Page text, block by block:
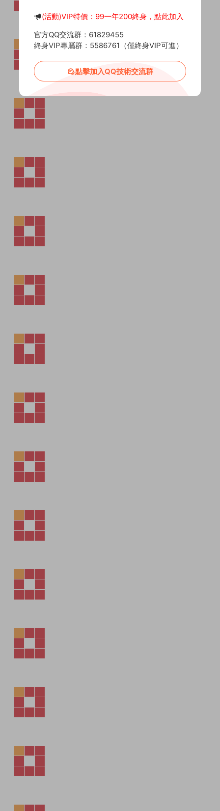
(活動)VIP特價：99一年200終身，點此加入
官方QQ交流群：61829455
終身VIP專屬群：5586761（僅終身VIP可進）
點擊加入QQ技術交流群